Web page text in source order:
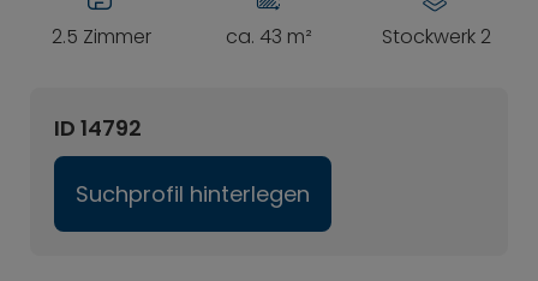
2.5 Zimmer ca. 43 m² Stockwerk 2
ID 14792
Suchprofil hinterlegen